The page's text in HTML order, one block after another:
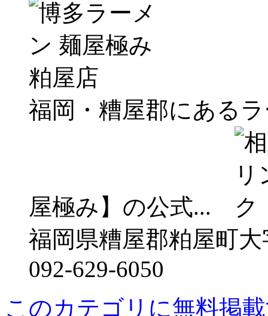
福岡・糟屋郡にある
屋極み】の公式...
福岡県糟屋郡粕屋町
092-629-6050
このカテゴリに無料掲